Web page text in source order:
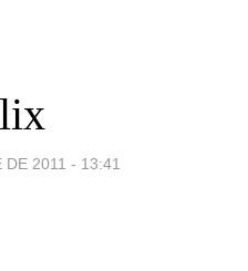
DE 2011 - 13:41